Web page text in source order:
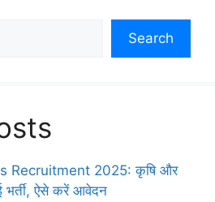
Search
Recruitment 2025: कृषि और
भर्ती, ऐसे करें आवेदन